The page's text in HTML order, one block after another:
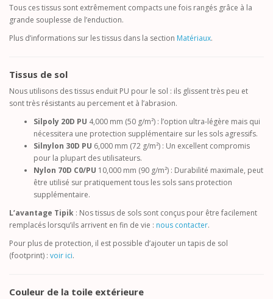
Tous ces tissus sont extrêmement compacts une fois rangés grâce à la
grande souplesse de l’enduction.
Plus d’informations sur les tissus dans la section Matériaux.
Tissus de sol
Nous utilisons des tissus enduit PU pour le sol : ils glissent très peu et
sont très résistants au percement et à l’abrasion.
Silpoly 20D PU 4,000 mm (50 g/m²) : l’option ultra-légère mais qui
nécessitera une protection supplémentaire sur les sols agressifs.
Silnylon 30D PU 6,000 mm (72 g/m²) : Un excellent compromis
pour la plupart des utilisateurs.
Nylon 70D C0/PU 10,000 mm (90 g/m²) : Durabilité maximale, peut
être utilisé sur pratiquement tous les sols sans protection
supplémentaire.
L’avantage Tipik : Nos tissus de sols sont conçus pour être facilement
remplacés lorsqu’ils arrivent en fin de vie : nous contacter.
Pour plus de protection, il est possible d’ajouter un tapis de sol
(footprint) : voir ici.
Couleur de la toile extérieure